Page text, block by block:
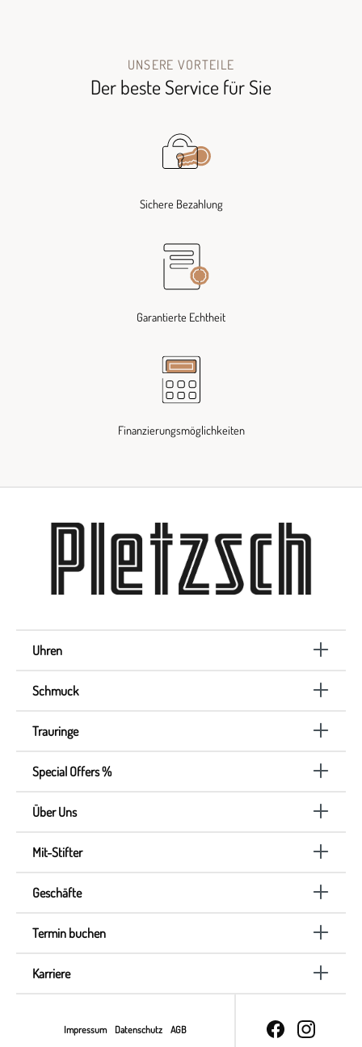
UNSERE VORTEILE
Der beste Service für Sie
Sichere Bezahlung
Garantierte Echtheit
Finanzierungsmöglichkeiten
Uhren
Schmuck
Trauringe
Special Offers %
Über Uns
Mit-Stifter
Geschäfte
Termin buchen
Karriere
Impressum Datenschutz AGB